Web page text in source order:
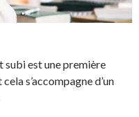
subi est une première
s’accompagne d’un